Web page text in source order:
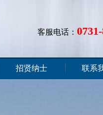
客服电话：
招贤纳士 联系